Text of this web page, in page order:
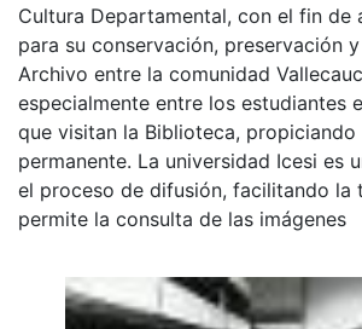
Cultura Departamental, con el fin de
para su conservación, preservación
Archivo entre la comunidad
especialmente entre los estudiantes
que visitan la Biblioteca, propiciando
permanente. La universidad Icesi es
el proceso de difusión, facilitando la
permite la consulta de las imágenes